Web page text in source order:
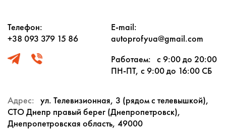
Телефон:
+38 093 379 15 86
E-mail:
autoprofyua@gmail.com
Работаем: с 9:00 до 20:00
ПН-ПТ, с 9:00 до 16:00 СБ
Адрес: ул. Телевизионная, 3 (рядом с телевышкой),
СТО Днепр правый берег (Днепропетровск),
Днепропетровская область, 49000